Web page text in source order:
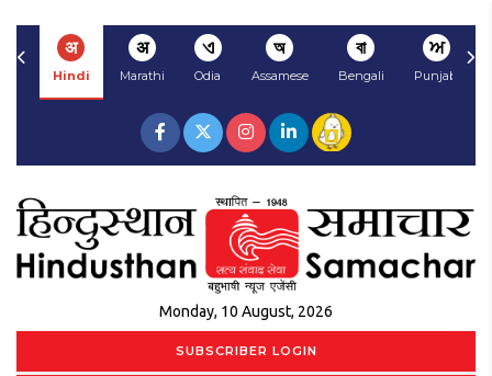
अ
Hindi
अ
Marathi
ଏ
Odia
অ
Assamese
বা
Bengali
ਅ
Punjabi
Monday, 10 August, 2026
SUBSCRIBER LOGIN